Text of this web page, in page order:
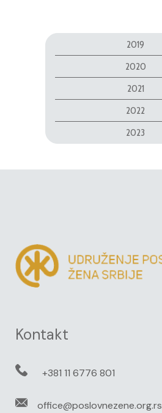
2019
2020
2021
2022
2023
Kontakt
+381 11 6776 801
office@poslovnezene.org.rs